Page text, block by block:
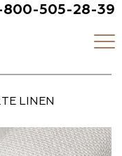
800-505-28-39
LINEN